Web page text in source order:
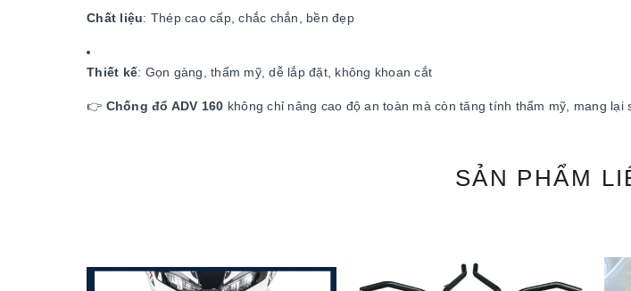
Chất liệu: Thép cao cấp, chắc chắn, bền đẹp
Thiết kế: Gọn gàng, thẩm mỹ, dễ lắp đặt, không khoan cắt
👉 Chống đổ ADV 160 không chỉ nâng cao độ an toàn mà còn tăng tính thẩm mỹ, mang
SẢN PHẨM